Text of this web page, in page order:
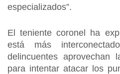
especializados”.
El teniente coronel ha
está más
delincuentes aprovechan
para intentar atacar los